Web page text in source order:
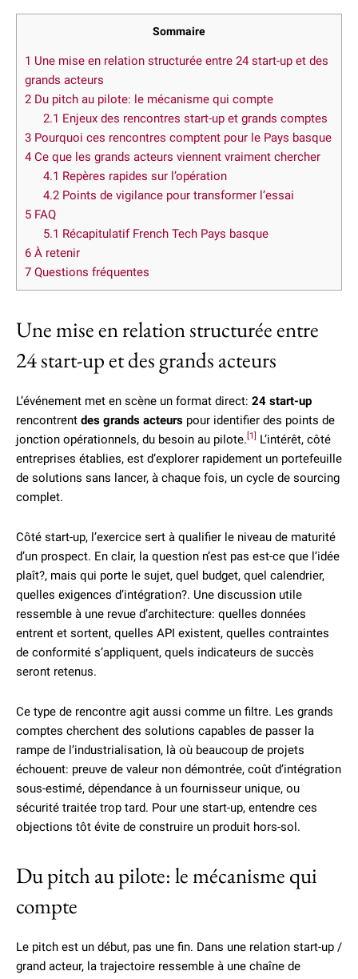
Sommaire
1 Une mise en relation structurée entre 24 start-up et des
grands acteurs
2 Du pitch au pilote: le mécanisme qui compte
2.1 Enjeux des rencontres start-up et grands comptes
3 Pourquoi ces rencontres comptent pour le Pays basque
4 Ce que les grands acteurs viennent vraiment chercher
4.1 Repères rapides sur l’opération
4.2Points de vigilance pour transformer l’essai
5 FAQ
5.1 Récapitulatif French Tech Pays basque
6 À retenir
7 Questions fréquentes
Une mise en relation structurée entre
24 start-up et des grands acteurs
L’événement met en scène un format direct: 24 start-up
rencontrent des grands acteurs pour identifier des points de
jonction opérationnels, du besoin au pilote. [1]
L’intérêt, côté
entreprises établies, est d’explorer rapidement un portefeuille
de solutions sans lancer, à chaque fois, un cycle de sourcing
complet.
Côté start-up, l’exercice sert à qualifier le niveau de maturité
d’un prospect. En clair, la question n’est pas est-ce que l’idée
plaît?, mais qui porte le sujet, quel budget, quel calendrier,
quelles exigences d’intégration?. Une discussion utile
ressemble à une revue d’architecture: quelles données
entrent et sortent, quelles API existent, quelles contraintes
de conformité s’appliquent, quels indicateurs de succès
seront retenus.
Ce type de rencontre agit aussi comme un filtre. Les grands
comptes cherchent des solutions capables de passer la
rampe de l’industrialisation, là où beaucoup de projets
échouent: preuve de valeur non démontrée, coût d’intégration
sous-estimé, dépendance à un fournisseur unique, ou
sécurité traitée trop tard. Pour une start-up, entendre ces
objections tôt évite de construire un produit hors-sol.
Du pitch au pilote: le mécanisme qui
compte
Le pitch est un début, pas une fin. Dans une relation start-up /
grand acteur, la trajectoire ressemble à une chaîne de